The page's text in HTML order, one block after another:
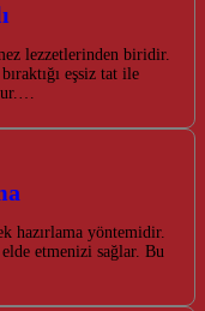
lezzetlerinden biridir.
eşsiz tat ile
hazırlama yöntemidir.
etmenizi sağlar. Bu